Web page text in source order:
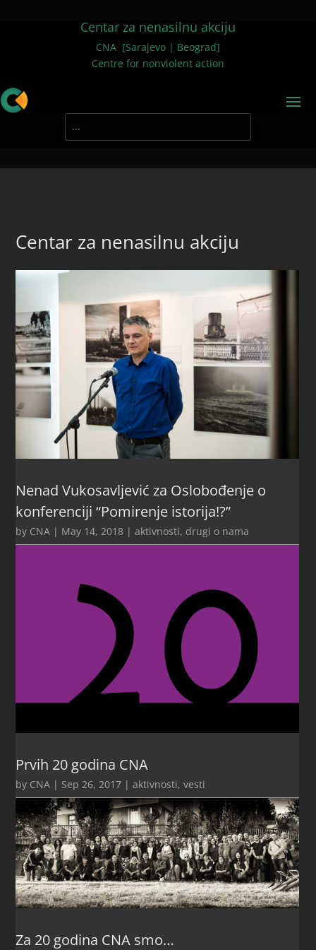
Centar za nenasilnu akciju
CNA [Sarajevo | Beograd]
Centre for nonviolent action
Centar za nenasilnu akciju
Nenad Vukosavljević za Oslobođenje o
konferenciji “Pomirenje istorija!?”
by CNA | May 14, 2018 |aktivnosti, drugi o nama
Prvih 20 godina CNA
by CNA | Sep 26, 2017 |aktivnosti,vesti
Za 20 godina CNA smo…